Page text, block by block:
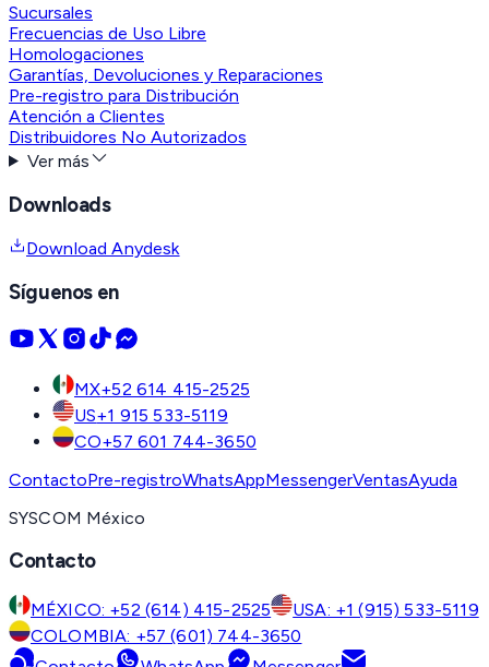
Sucursales
Frecuencias de Uso Libre
Homologaciones
Garantías, Devoluciones y Reparaciones
Pre-registro para Distribución
Atención a Clientes
Distribuidores No Autorizados
Ver más
Downloads
Download Anydesk
Síguenos en
MX+52 614 415-2525
US+1 915 533-5119
CO+57 601 744-3650
ContactoPre-registroWhatsAppMessengerVentasAyuda
SYSCOM México
Contacto
MÉXICO: +52 (614) 415-2525
USA: +1 (915) 533-5119
COLOMBIA: +57 (601) 744-3650